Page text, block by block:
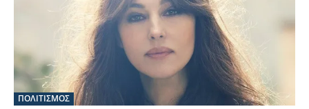
ΠΟΛΙΤΙΣΜΟΣ